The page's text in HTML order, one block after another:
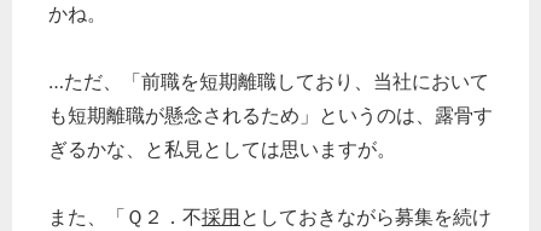
かね。
…ただ、「前職を短期離職しており、当社において
も短期離職が懸念されるため」というのは、露骨す
ぎるかな、と私見としては思いますが。
また、「Ｑ２．不採用としておきながら募集を続け